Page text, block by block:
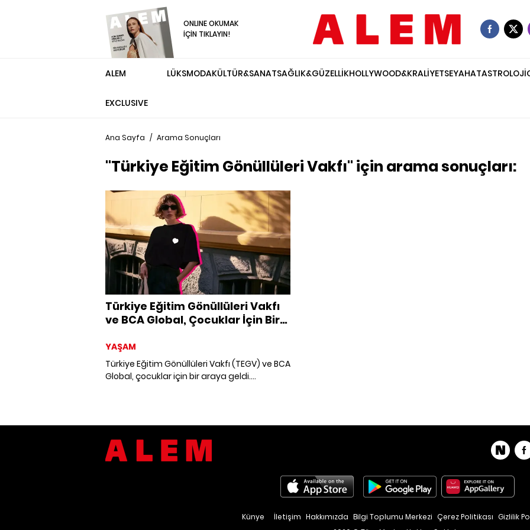
ONLINE OKUMAK
İÇİN TIKLAYIN!
ALEM
EXCLUSIVE
LÜKSMODAKÜLTÜR&SANATSAĞLIK&GÜZELLİKHOLLYWOOD&KRALİYETSEYAHATASTROLOJİ
Ana Sayfa / Arama Sonuçları
"Türkiye Eğitim Gönüllüleri Vakfı" için arama sonuçları:
Türkiye Eğitim Gönüllüleri Vakfı
ve BCA Global, Çocuklar İçin Bir
YAŞAM
Türkiye Eğitim Gönüllüleri Vakfı (TEGV) ve BCA
Global, çocuklar için bir araya geldi.
Künye İletişim Hakkımızda Bilgi Toplumu Merkezi Çerez Politikası Gizlilik